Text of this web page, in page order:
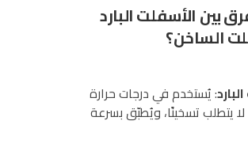
بين الأسفلت البارد
الساخن؟
: يُستخدم في درجات حرارة
يتطلب تسخينًا، ويُطبّق بسرعة